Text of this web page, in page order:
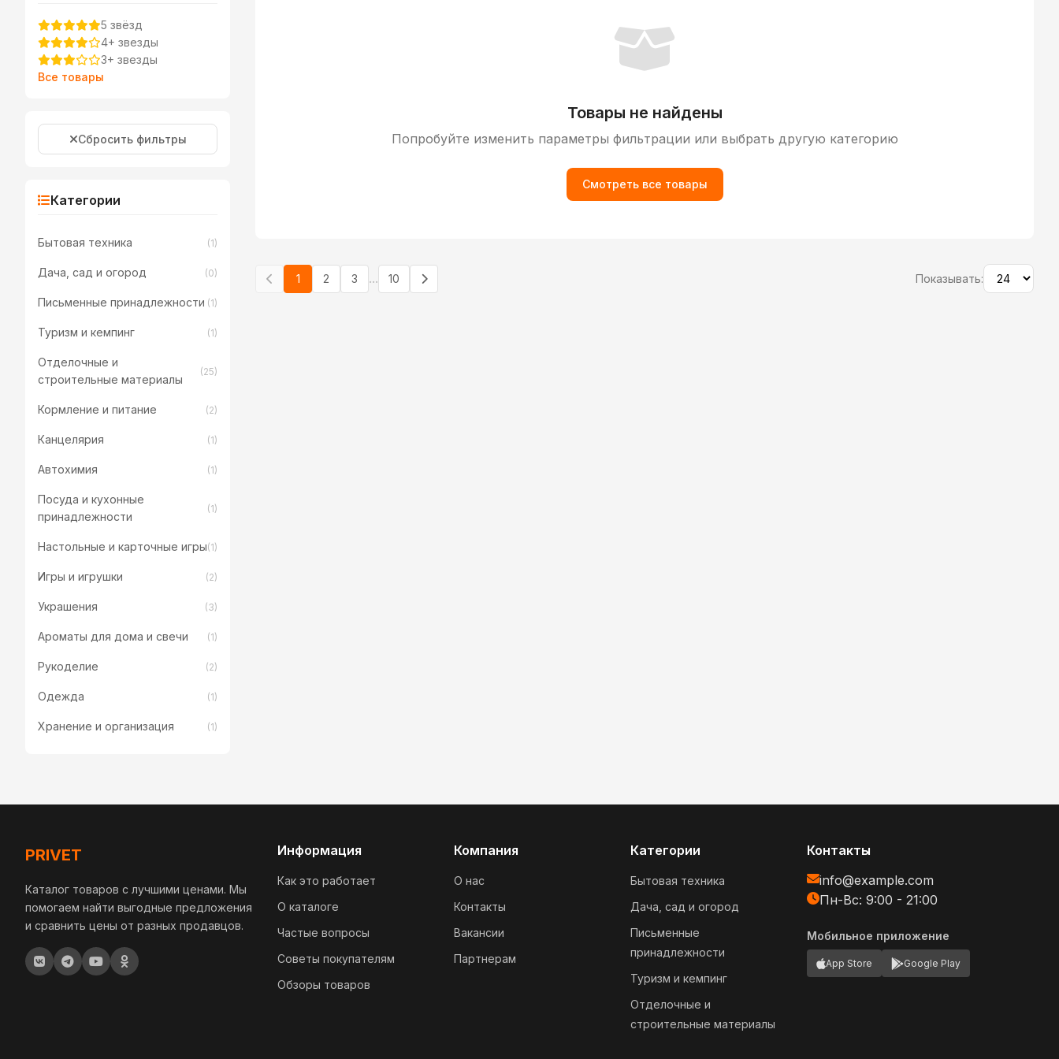
5 звёзд
4+ звезды
3+ звезды
Все товары
Сбросить фильтры
Категории
Бытовая техника (1)
Дача, сад и огород (0)
Письменные принадлежности (1)
Туризм и кемпинг (1)
Отделочные и
строительные материалы
(25)
Кормление и питание (2)
Канцелярия (1)
Автохимия (1)
Посуда и кухонные
принадлежности
(1)
Настольные и карточные игры(1)
Игры и игрушки (2)
Украшения (3)
Ароматы для дома и свечи (1)
Рукоделие (2)
Одежда (1)
Хранение и организация (1)
Товары не найдены
Попробуйте изменить параметры фильтрации или выбрать другую категорию
Смотреть все товары
1 2 3 ... 10 Показывать:
PRIVET
Каталог товаров с лучшими ценами. Мы
помогаем найти выгодные предложения
и сравнить цены от разных продавцов.
Информация
Как это работает
О каталоге
Частые вопросы
Советы покупателям
Обзоры товаров
Компания
О нас
Контакты
Вакансии
Партнерам
Категории
Бытовая техника
Дача, сад и огород
Письменные
принадлежности
Туризм и кемпинг
Отделочные и
строительные материалы
Контакты
info@example.com
Пн-Вс: 9:00 - 21:00
Мобильное приложение
App Store Google Play